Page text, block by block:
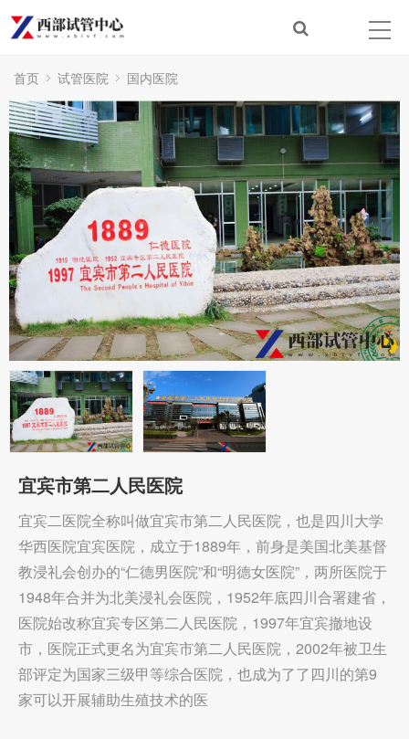
首页 试管医院 国内医院
宜宾市第二人民医院
宜宾二医院全称叫做宜宾市第二人民医院，也是四川大学
华西医院宜宾医院，成立于1889年，前身是美国北美基督
教浸礼会创办的“仁德男医院”和“明德女医院”，两所医院于
1948年合并为北美浸礼会医院，1952年底四川合署建省，
医院始改称宜宾专区第二人民医院，1997年宜宾撤地设
市，医院正式更名为宜宾市第二人民医院，2002年被卫生
部评定为国家三级甲等综合医院，也成为了了四川的第9
家可以开展辅助生殖技术的医